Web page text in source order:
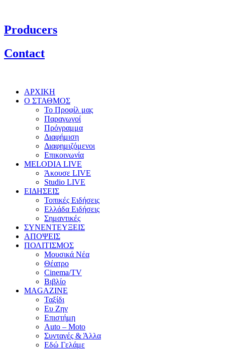
Producers
Contact
ΑΡΧΙΚΗ
Ο ΣΤΑΘΜΟΣ
Το Προφίλ μας
Παραγωγοί
Πρόγραμμα
Διαφήμιση
Διαφημιζόμενοι
Επικοινωνία
MELODIA LIVE
Άκουσε LIVE
Studio LIVE
ΕΙΔΗΣΕΙΣ
Τοπικές Ειδήσεις
Ελλάδα Ειδήσεις
Σημαντικές
ΣΥΝΕΝΤΕΥΞΕΙΣ
ΑΠΟΨΕΙΣ
ΠΟΛΙΤΙΣΜΟΣ
Μουσικά Νέα
Θέατρο
Cinema/TV
Βιβλίο
MAGAZINE
Ταξίδι
Ευ Ζην
Επιστήμη
Auto – Moto
Συνταγές & Άλλα
Εδώ Γελάμε